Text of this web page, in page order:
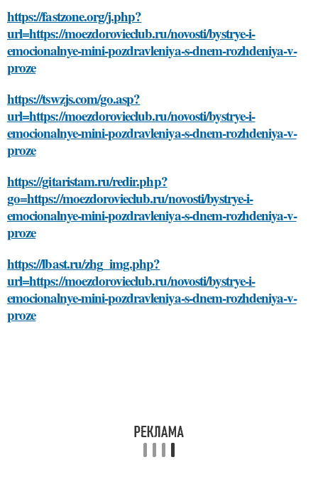
https://fastzone.org/j.php?
url=https://moezdorovieclub.ru/novosti/bystrye-i-
emocionalnye-mini-pozdravleniya-s-dnem-rozhdeniya-v-
proze
https://tswzjs.com/go.asp?
url=https://moezdorovieclub.ru/novosti/bystrye-i-
emocionalnye-mini-pozdravleniya-s-dnem-rozhdeniya-v-
proze
https://gitaristam.ru/redir.php?
go=https://moezdorovieclub.ru/novosti/bystrye-i-
emocionalnye-mini-pozdravleniya-s-dnem-rozhdeniya-v-
proze
https://lbast.ru/zhg_img.php?
url=https://moezdorovieclub.ru/novosti/bystrye-i-
emocionalnye-mini-pozdravleniya-s-dnem-rozhdeniya-v-
proze